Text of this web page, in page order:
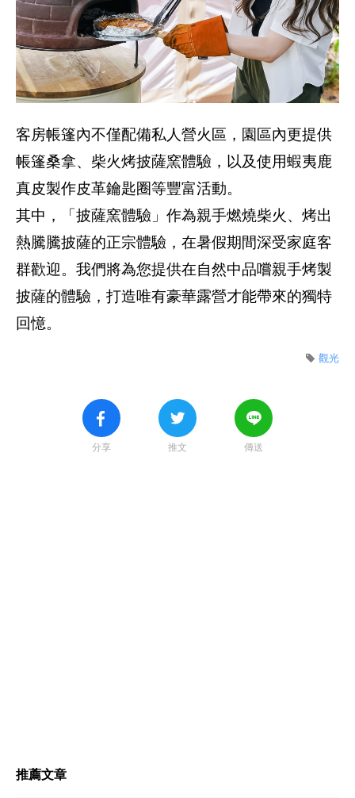
客房帳篷內不僅配備私人營火區，園區內更提供
帳篷桑拿、柴火烤披薩窯體驗，以及使用蝦夷鹿
真皮製作皮革鑰匙圈等豐富活動。
其中，「披薩窯體驗」作為親手燃燒柴火、烤出
熱騰騰披薩的正宗體驗，在暑假期間深受家庭客
群歡迎。我們將為您提供在自然中品嚐親手烤製
披薩的體驗，打造唯有豪華露營才能帶來的獨特
回憶。
觀光
分享 推文 傳送
推薦文章